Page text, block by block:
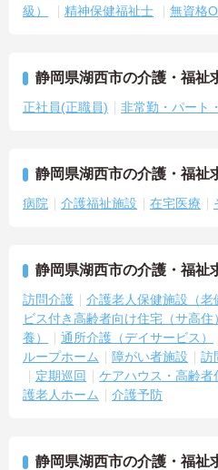
級）
精神保健福祉士 無資格
静岡県湖西市の介護・福祉
正社員(正職員) 非常勤・パート
静岡県湖西市の介護・福祉
病院 介護福祉施設 在宅医療
静岡県湖西市の介護・福祉
訪問介護 介護老人保健施設（老
ビス付き高齢者向け住宅（サ高住）
養）
通所介護（デイサービス）
ループホーム
障がい者施設 訪
定期巡回
ケアハウス・高齢者
護老人ホーム
介護予防
静岡県湖西市の介護・福祉